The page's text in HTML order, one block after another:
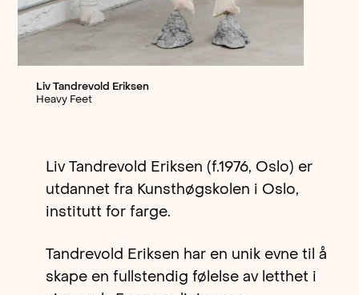
Liv Tandrevold Eriksen
Heavy Feet
Liv Tandrevold Eriksen (f.1976, Oslo) er
utdannet fra Kunsthøgskolen i Oslo,
institutt for farge.
Tandrevold Eriksen har en unik evne til å
skape en fullstendig følelse av letthet i